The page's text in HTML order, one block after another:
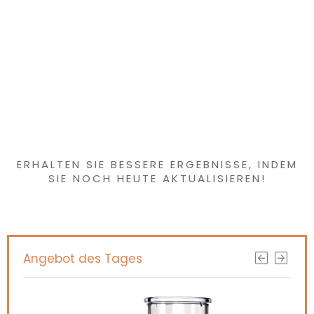
ERHALTEN SIE BESSERE ERGEBNISSE, INDEM
SIE NOCH HEUTE AKTUALISIEREN!
Angebot des Tages